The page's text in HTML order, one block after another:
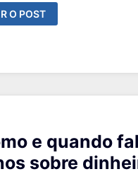
O POST
e quando
sobre